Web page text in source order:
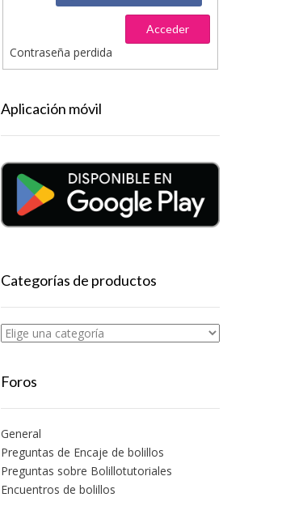
Acceder
Contraseña perdida
Aplicación móvil
Categorías de productos
Foros
General
Preguntas de Encaje de bolillos
Preguntas sobre Bolillotutoriales
Encuentros de bolillos